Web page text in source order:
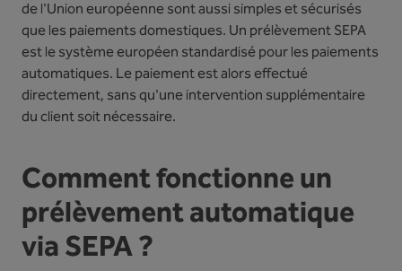
de l'Union européenne sont aussi simples et sécurisés
que les paiements domestiques. Un prélèvement SEPA
est le système européen standardisé pour les paiements
automatiques. Le paiement est alors effectué
directement, sans qu'une intervention supplémentaire
du client soit nécessaire.
Comment fonctionne un
prélèvement automatique
via SEPA ?